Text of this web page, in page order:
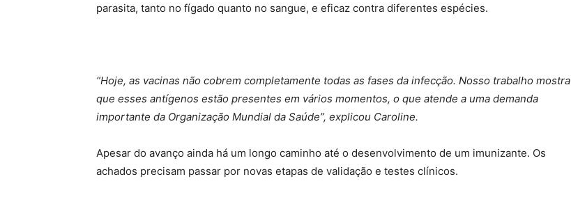
parasita, tanto no fígado quanto no sangue, e eficaz contra diferentes espécies.
“Hoje, as vacinas não cobrem completamente todas as fases da infecção. Nosso trabalho mostra
que esses antígenos estão presentes em vários momentos, o que atende a uma demanda
importante da Organização Mundial da Saúde”, explicou Caroline.
Apesar do avanço ainda há um longo caminho até o desenvolvimento de um imunizante. Os
achados precisam passar por novas etapas de validação e testes clínicos.